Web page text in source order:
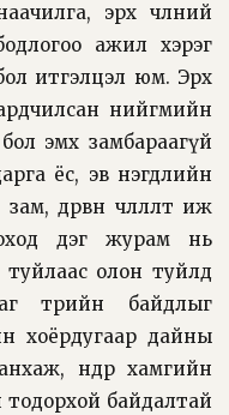
эрх чөлөөний
бодлогоо ажил хэрэг
бол итгэлцэл юм. Эрх
ардчилсан нийгмийн
бол эмх замбараагүй
ёс, эв нэгдлийн
дөрвөн чөлөөлөлтөө иж
дэг журам нь
туйлаас олон туйлд
төрийн байдлыг
хоёрдугаар дайны
өнөөдөр хамгийн
байдалтай